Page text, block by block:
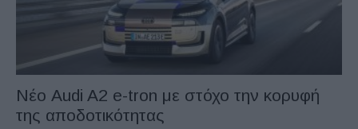
Νέο Audi A2 e-tron με στόχο την κορυφή
της αποδοτικότητας